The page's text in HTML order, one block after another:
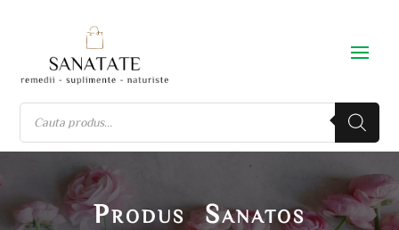
Produs Sanatos